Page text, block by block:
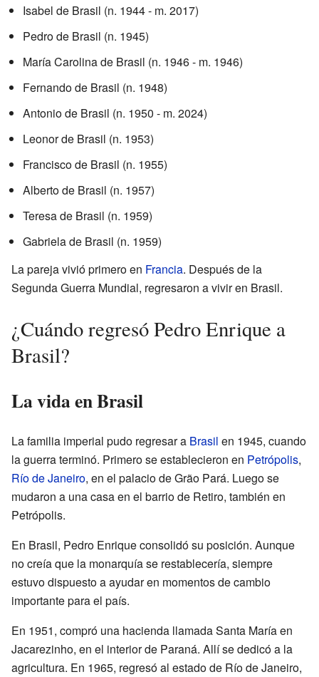
Isabel de Brasil (n. 1944 - m. 2017)
Pedro de Brasil (n. 1945)
María Carolina de Brasil (n. 1946 - m. 1946)
Fernando de Brasil (n. 1948)
Antonio de Brasil (n. 1950 - m. 2024)
Leonor de Brasil (n. 1953)
Francisco de Brasil (n. 1955)
Alberto de Brasil (n. 1957)
Teresa de Brasil (n. 1959)
Gabriela de Brasil (n. 1959)
La pareja vivió primero en Francia. Después de la
Segunda Guerra Mundial, regresaron a vivir en Brasil.
¿Cuándo regresó Pedro Enrique a
Brasil?
La vida en Brasil
La familia imperial pudo regresar a Brasil en 1945, cuando
la guerra terminó. Primero se establecieron en Petrópolis,
Río de Janeiro, en el palacio de Grão Pará. Luego se
mudaron a una casa en el barrio de Retiro, también en
Petrópolis.
En Brasil, Pedro Enrique consolidó su posición. Aunque
no creía que la monarquía se restablecería, siempre
estuvo dispuesto a ayudar en momentos de cambio
importante para el país.
En 1951, compró una hacienda llamada Santa María en
Jacarezinho, en el interior de Paraná. Allí se dedicó a la
agricultura. En 1965, regresó al estado de Río de Janeiro,